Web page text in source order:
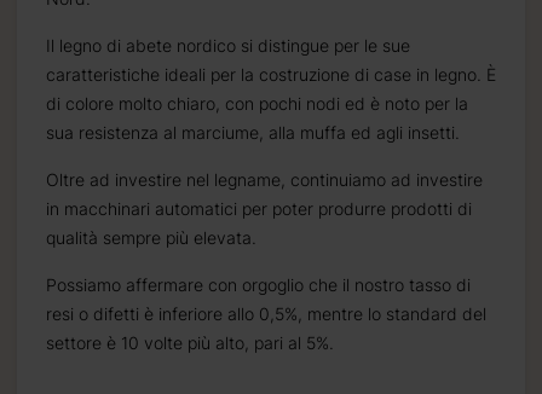
Il legno di abete nordico si distingue per le sue
caratteristiche ideali per la costruzione di case in legno. È
di colore molto chiaro, con pochi nodi ed è noto per la
sua resistenza al marciume, alla muffa ed agli insetti.
Oltre ad investire nel legname, continuiamo ad investire
in macchinari automatici per poter produrre prodotti di
qualità sempre più elevata.
Possiamo affermare con orgoglio che il nostro tasso di
resi o difetti è inferiore allo 0,5%, mentre lo standard del
settore è 10 volte più alto, pari al 5%.